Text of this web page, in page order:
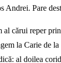
Andrei. Pare
cărui reper
la Carie de la
al doilea